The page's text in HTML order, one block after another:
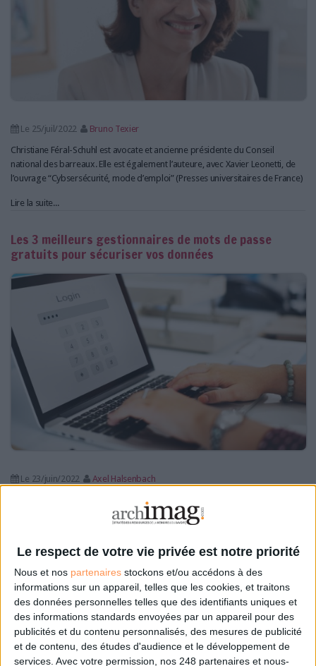
Le respect de votre vie privée est notre priorité
Nous et nos partenaires stockons et/ou accédons à des
informations sur un appareil, telles que les cookies, et traitons
des données personnelles telles que des identifiants uniques et
des informations standards envoyées par un appareil pour des
publicités et du contenu personnalisés, des mesures de publicité
et de contenu, des études d'audience et le développement de
services. Avec votre permission, nos 248 partenaires et nous-
Le 25/juil/2022
Bruno Texier
Christiane Féral-Schuhl est avocate et ancienne présidente du Conseil
national des barreaux. Elle est également l’auteure, avec Xavier Leonetti, de
l’ouvrage “Cybsersécurité, mode d’emploi” (Presses universitaires de France)
Lire la suite...
Les 3 meilleurs gestionnaires de mots de passe
gratuits pour sécuriser vos données
Le 23/juin/2022
Axel Halsenbach
Impossible de retenir un mot de passe de plus ? Vous recherchez un outil
gratuit pour stocker et sécuriser toutes vos données d'accès ? Au regard de
toutes les applications et plateformes auxquelles nous nous connectons
Lire la suite...
FIC 2022 : l’identité numérique s’invite au Forum
international de la cybersécurité